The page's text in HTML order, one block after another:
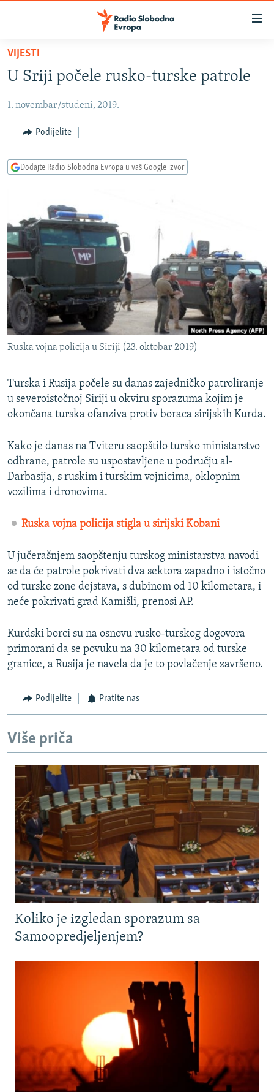
Pređite
glavni
Pređite
Pređite
BOSNA I HERCEGOVINA
SRBIJA
KOSOVO
VIZUELNO
FOTOGALERIJE
INFOGRAFIKE
RAT U UKRAJINI
KINA NA BALKANU
RSE PRIČE IZ SVIJETA
ISPRIČAJ MI
DNEVNO@RSE
SPECIJALI RSE
VIŠE OD NASLOVA
POPLAVE I KLIZIŠTA U BIH 2024.
TV LIBERTY
POST SCRIPTUM
MOJA EVROPA
TRI DECENIJE OD RATA U BIH
NASTANAK I RASPAD JUGOSLAVIJE
Sve RFE/RL stranice
VIJESTI
U Sriji počele rusko-turske patrole
1. novembar/studeni, 2019.
Podijelite
Dodajte Radio Slobodna Evropa u vaš Google izvor
Ruska vojna policija u Siriji (23. oktobar 2019)
Turska i Rusija počele su danas zajedničko patroliranje
u severoistočnoj Siriji u okviru sporazuma kojim je
okončana turska ofanziva protiv boraca sirijskih Kurda.
Kako je danas na Tviteru saopštilo tursko ministarstvo
odbrane, patrole su uspostavljene u području al-
Darbasija, s ruskim i turskim vojnicima, oklopnim
vozilima i dronovima.
Ruska vojna policija stigla u sirijski Kobani
U jučerašnjem saopštenju turskog ministarstva navodi
se da će patrole pokrivati dva sektora zapadno i istočno
od turske zone dejstava, s dubinom od 10 kilometara, i
neće pokrivati grad Kamišli, prenosi AP.
Kurdski borci su na osnovu rusko-turskog dogovora
primorani da se povuku na 30 kilometara od turske
granice, a Rusija je navela da je to povlačenje završeno.
Podijelite Pratite nas
Više priča
Koliko je izgledan sporazum sa
Samoopredjeljenjem?